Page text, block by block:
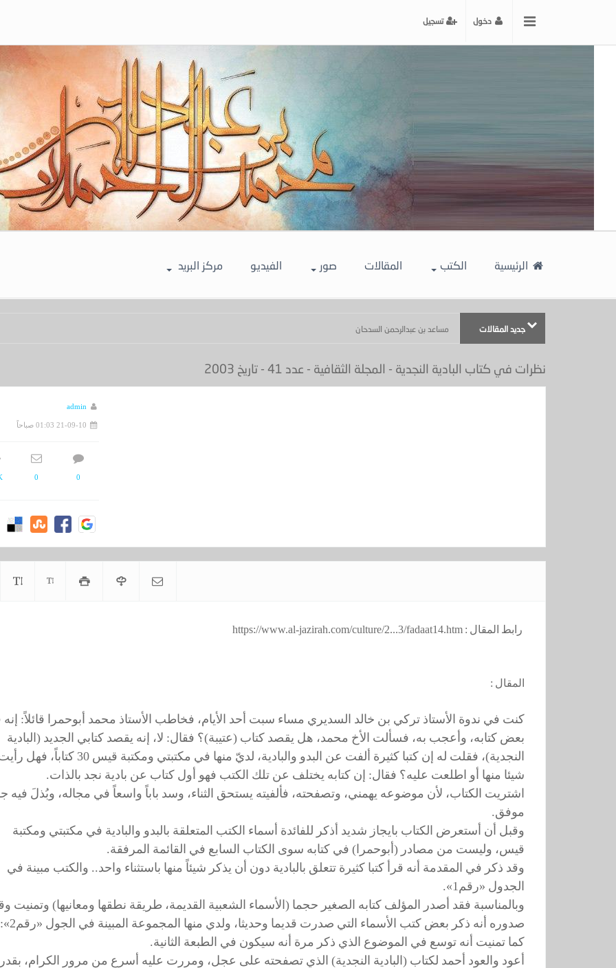
دخول تسجيل
الرئيسية الكتب المقالات صور الفيديو مركز البريد
جديد المقالات مساعد بن عبدالرحمن السدحان
نظرات في كتاب البادية النجدية - المجلة الثقافية - عدد 41 - تاريخ 2003
admin
21-09-10 01:03 صباحاً
0
0
رابط المقال : https://www.al-jazirah.com/culture/2...3/fadaat14.htm
المقال :
كنت في ندوة الأستاذ تركي بن خالد السديري مساء سبت أحد الأيام، فخاطب الأستاذ محمد أبوحمرا قائلاً: إنه
بعض كتابه، وأعجب به، فسألت الأخ محمد، هل يقصد كتاب (عتيبة)؟ فقال: لا، إنه يقصد كتابي الجديد (البادية
النجدية)، فقلت له إن كتبا كثيرة ألفت عن البدو والبادية، لديّ منها في مكتبتي ومكتبة قيس 30 كتاباً،
شيئا منها أو اطلعت عليه؟ فقال: إن كتابه يختلف عن تلك الكتب فهو أول كتاب عن بادية نجد بالذات.
اشتريت الكتاب، لأن موضوعه يهمني، وتصفحته، فألفيته يستحق الثناء، وسد باباً واسعاً في مجاله، وبُذلَ فيه
موفق.
وقبل أن أستعرض الكتاب بايجاز شديد أذكر للفائدة أسماء الكتب المتعلقة بالبدو والبادية في مكتبتي ومكتبة
قيس، وليست من مصادر (أبوحمرا) في كتابه سوى الكتاب السابع في القائمة المرفقة.
وقد ذكر في المقدمة أنه قرأ كتبا كثيرة تتعلق بالبادية دون أن يذكر شيئاً منها باستثناء واحد.. والكتب مبينة في
الجدول «رقم1».
وبالمناسبة فقد أصدر المؤلف كتابه الصغير حجما (الأسماء الشعبية القديمة، طريقة نطقها ومعانيها) وتمنيت
صدوره أنه ذكر بعض كتب الأسماء التي صدرت قديما وحديثا، ولدي منها المجموعة المبينة في الجول «رقم2»:
كما تمنيت أنه توسع في الموضوع الذي ذكر مرة أنه سيكون في الطبعة الثانية.
أعود والعود أحمد لكتاب (البادية النجدية) الذي تصفحته على عجل، ومررت عليه أسرع من مرور الكرام،